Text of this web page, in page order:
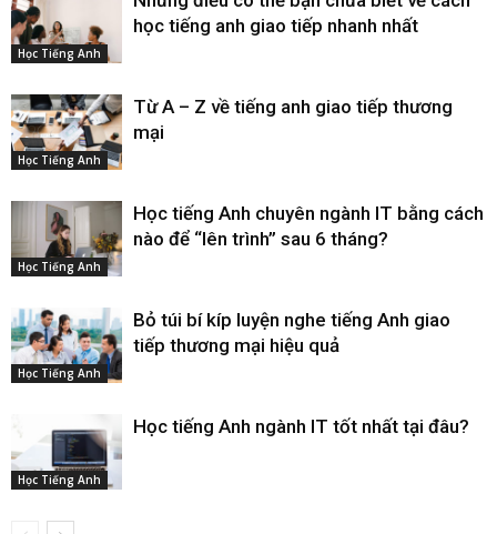
Học Tiếng Anh
học tiếng anh giao tiếp nhanh nhất
Học Tiếng Anh
Từ A – Z về tiếng anh giao tiếp thương
mại
Học Tiếng Anh
Học tiếng Anh chuyên ngành IT bằng cách
nào để “lên trình” sau 6 tháng?
Học Tiếng Anh
Bỏ túi bí kíp luyện nghe tiếng Anh giao
tiếp thương mại hiệu quả
Học Tiếng Anh
Học tiếng Anh ngành IT tốt nhất tại đâu?